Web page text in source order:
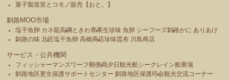
菓子製造室とコモノ販売【おと。】
釧路MOO市場
塩干魚卵 カネ龍高綱 ときわ青果生珍味 魚卵 シーフーズ釧路かに ありあけ
釧路の味 北匠塩干魚卵 高橋商店珍味昆布 川島商店
サービス・公共機関
フィッシャーマンズワーフ郵便局夕日観光船シークレイン船乗場
釧路地区更生保護サポートセンター 釧路地区保護司会観光交流コーナー